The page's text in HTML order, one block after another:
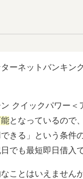
ーネットバンキ
クイックパワー＜
となっているので
きる」という条件
でも最短即日借入
ことはいえませんが